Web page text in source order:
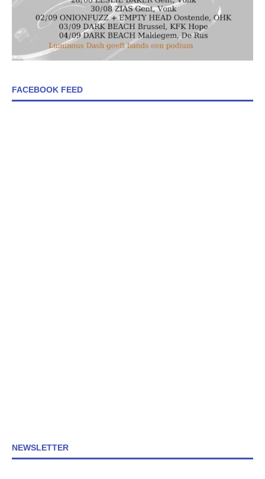
FACEBOOK FEED
NEWSLETTER